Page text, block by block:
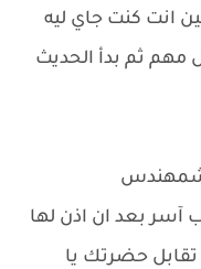
انت كنت جاي ليه
ثم بدأ الحديث
بعد ان اذن لها
تقابل حضرتك يا